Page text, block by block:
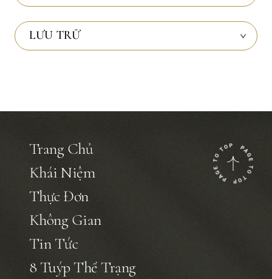
LƯU TRỮ
Trang Chủ
Khái Niệm
Thực Đơn
Không Gian
Tin Tức
8 Tuýp Thể Trạng